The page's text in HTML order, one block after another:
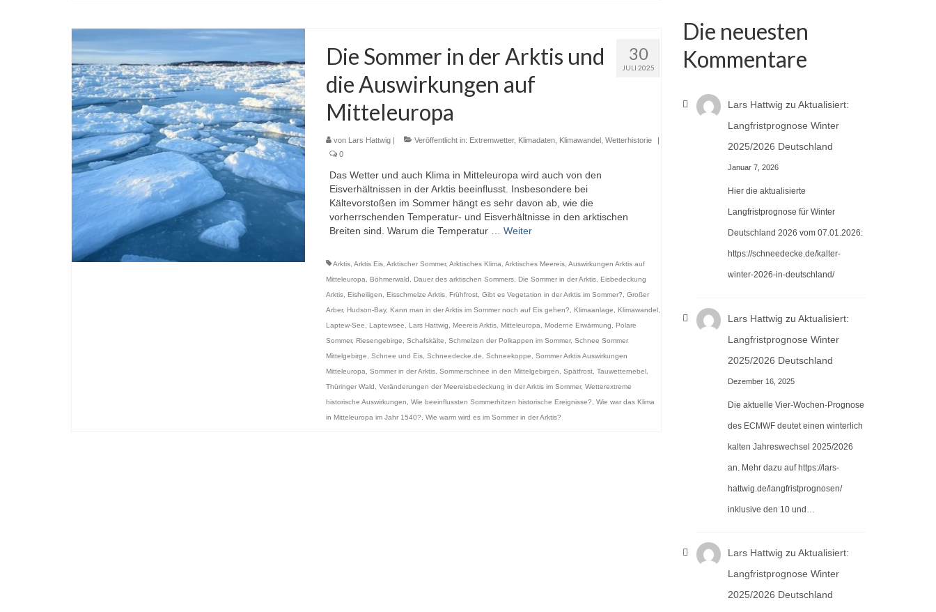
30
JULI 2025
Die Sommer in der Arktis und
die Auswirkungen auf
Mitteleuropa
von Lars Hattwig| Veröffentlicht in: Extremwetter, Klimadaten, Klimawandel, Wetterhistorie
|
0
Das Wetter und auch Klima in Mitteleuropa wird auch von den
Eisverhältnissen in der Arktis beeinflusst. Insbesondere bei
Kältevorstoßen im Sommer hängt es sehr davon ab, wie die
vorherrschenden Temperatur- und Eisverhältnisse in den arktischen
Breiten sind. Warum die Temperatur … Weiter
Arktis, Arktis Eis, Arktischer Sommer, Arktisches Klima Arktisches Meereis, Auswirkungen Arktis auf
Mitteleuropa
Böhmerwald Dauer des arktischen Sommers, Die Sommer in der Arktis, Eisbedeckung
Arktis, Eisheiligen Eisschmelze Arktis, Frühfrost, Gibt es Vegetation in der Arktis im Sommer?
Großer
Arber, Hudson-Bay, Kann man in der Arktis im Sommer noch auf Eis gehen? Klimaanlage Klimawandel,
Laptew-See
Laptewsee Lars Hattwig Meereis Arktis, Mitteleuropa Moderne Erwärmung
Polare
Sommer, Riesengebirge Schafskälte Schmelzen der Polkappen im Sommer, Schnee Sommer
Mittelgebirge
Schnee und Eis, Schneedecke.de Schneekoppe
Sommer Arktis Auswirkungen
Mitteleuropa
Sommer in der Arktis, Sommerschnee in den Mittelgebirgen Spätfrost, Tauwetternebel,
Thüringer Wald
Veränderungen der Meereisbedeckung in der Arktis im Sommer, Wetterextreme
historische Auswirkungen
Wie beeinflussten Sommerhitzen historische Ereignisse?
Wie war das Klima
in Mitteleuropa im Jahr 1540?
Wie warm wird es im Sommer in der Arktis?
Die neuesten
Kommentare
Lars Hattwig zu Aktualisiert:
Langfristprognose Winter
2025/2026 Deutschland
Januar 7, 2026
Hier die aktualisierte
Langfristprognose für Winter
Deutschland 2026 vom 07.01.2026:
https://schneedecke.de/kalter-
winter-2026-in-deutschland/
Lars Hattwig zu Aktualisiert:
Langfristprognose Winter
2025/2026 Deutschland
Dezember 16, 2025
Die aktuelle Vier-Wochen-Prognose
des ECMWF deutet einen winterlich
kalten Jahreswechsel 2025/2026
an. Mehr dazu auf https://lars-
hattwig.de/langfristprognosen/
inklusive den 10 und…
Lars Hattwig zu Aktualisiert:
Langfristprognose Winter
2025/2026 Deutschland